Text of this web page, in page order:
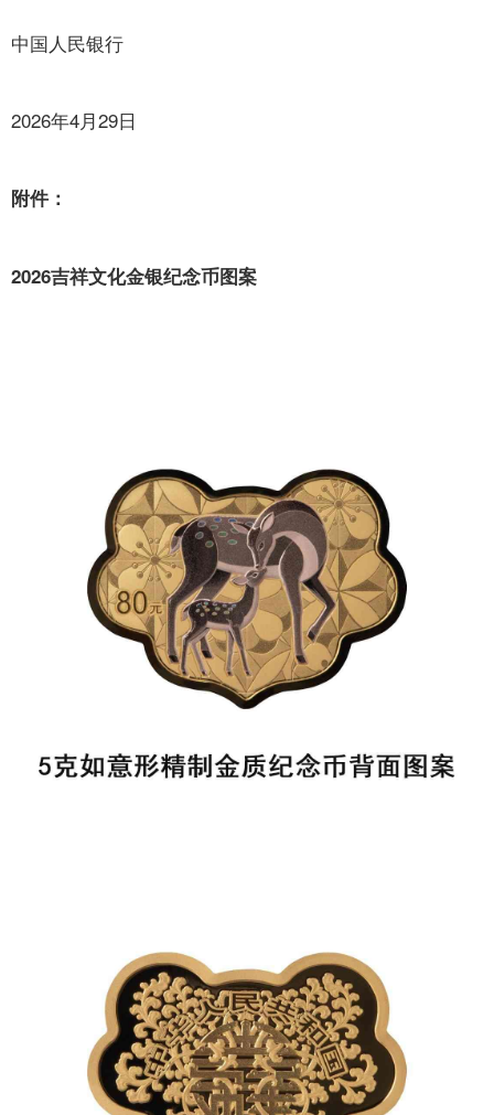
中国人民银行
2026年4月29日
附件：
2026吉祥文化金银纪念币图案